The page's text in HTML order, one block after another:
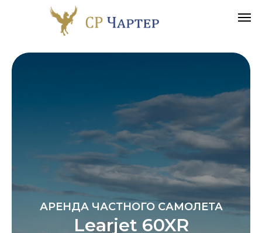
АРЕНДА ЧАСТНОГО САМОЛЕТА
Learjet 60XR